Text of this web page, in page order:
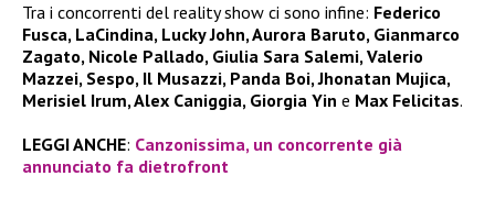
Tra i concorrenti del reality show ci sono infine: Federico
Fusca, LaCindina, Lucky John, Aurora Baruto, Gianmarco
Zagato, Nicole Pallado, Giulia Sara Salemi, Valerio
Mazzei, Sespo, Il Musazzi, Panda Boi, Jhonatan Mujica,
Merisiel Irum, Alex Caniggia, Giorgia Yin e Max Felicitas.
LEGGI ANCHE: Canzonissima, un concorrente già
annunciato fa dietrofront